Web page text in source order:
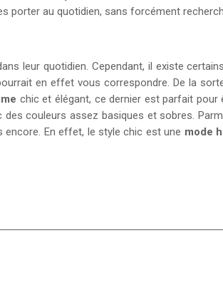
porter au quotidien, sans forcément
leur quotidien. Cependant, il existe
en effet vous correspondre. De la
chic et élégant, ce dernier est parfait pour
couleurs assez basiques et sobres.
En effet, le style chic est une mode